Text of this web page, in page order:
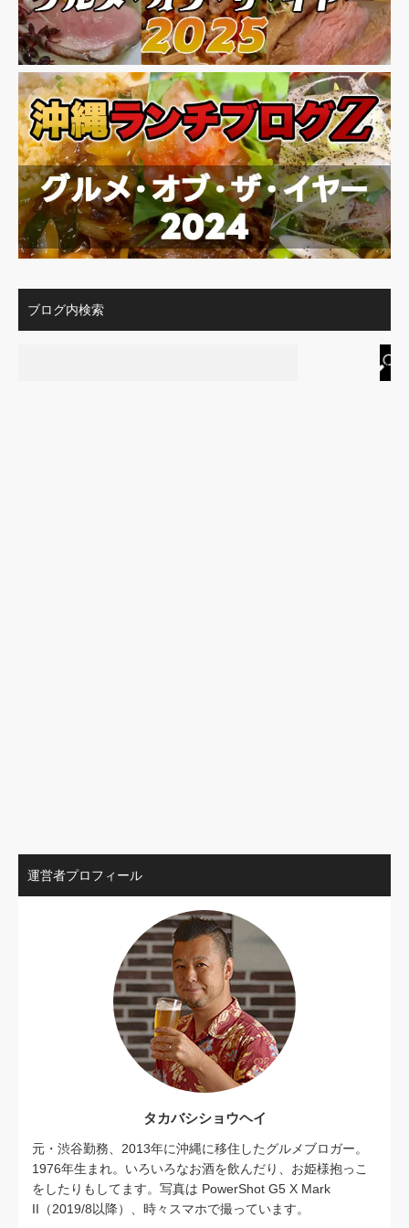
ブログ内検索
運営者プロフィール
タカバシショウヘイ
元・渋谷勤務、2013年に沖縄に移住したグルメブロガー。
1976年生まれ。いろいろなお酒を飲んだり、お姫様抱っこ
をしたりもしてます。写真は PowerShot G5 X Mark
II（2019/8以降）、時々スマホで撮っています。